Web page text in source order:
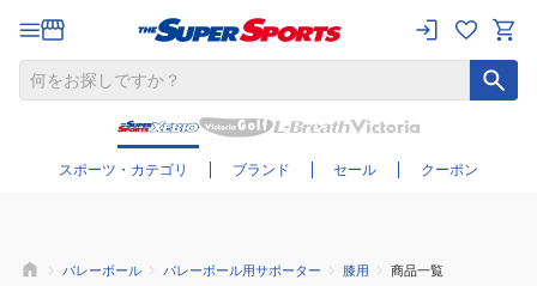
スポーツ・カテゴリ ブランド セール クーポン
さらに絞り込む
バレーボール バレーボール用サポーター 膝用 商品一覧